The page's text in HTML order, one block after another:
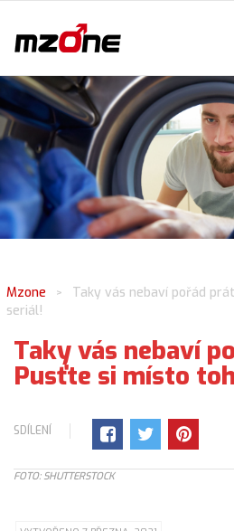
Mzone >
Taky vás nebaví pořád
seriál!
Taky vás nebaví
Pusťte si místo
SDÍLENÍ
FOTO: SHUTTERSTOCK